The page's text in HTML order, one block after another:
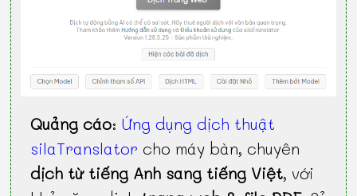
Quảng cáo:Ứng dụng dịch thuật
silaTranslator cho máy bàn, chuyên
dịch từ tiếng Anh sang tiếng Việt, với